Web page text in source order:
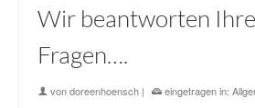
Wir beantworten Ihre
Fragen….
vondoreenhoensch | eingetragen in: